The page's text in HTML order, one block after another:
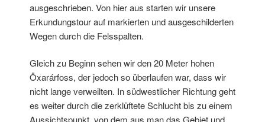
ausgeschrieben. Von hier aus starten wir unsere
Erkundungstour auf markierten und ausgeschilderten
Wegen durch die Felsspalten.
Gleich zu Beginn sehen wir den 20 Meter hohen
Öxarárfoss, der jedoch so überlaufen war, dass wir
nicht lange verweilten. In südwestlicher Richtung geht
es weiter durch die zerklüftete Schlucht bis zu einem